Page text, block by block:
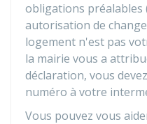
obligations préalables
autorisation de
logement n'est pas
la mairie vous a
déclaration, vous
numéro à votre
Vous pouvez vous